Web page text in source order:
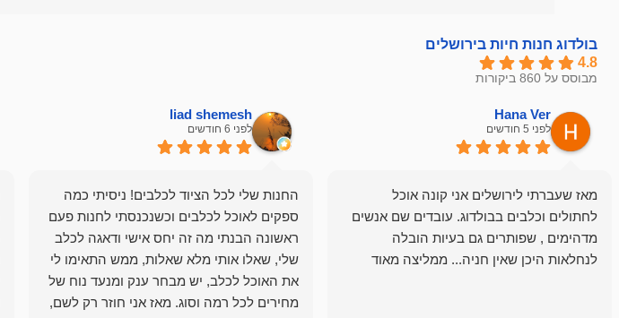
בולדוג חנות חיות בירושלים
4.8
מבוסס על 860 ביקורות
Hana Ver
לפני 5 חודשים
מאז שעברתי לירושלים אני קונה אוכל
לחתולים וכלבים בבולדוג. עובדים שם אנשים
מדהימים , שפותרים גם בעיות הובלה
לנחלאות היכן שאין חניה... ממליצה מאוד
liad shemesh
לפני 6 חודשים
החנות שלי לכל הציוד לכלבים! ניסיתי כמה
ספקים לאוכל לכלבים וכשנכנסתי לחנות פעם
ראשונה הבנתי מה זה יחס אישי ודאגה לכלב
שלי, שאלו אותי מלא שאלות, ממש התאימו לי
את האוכל לכלב, יש מבחר ענק ומנעד נוח של
מחירים לכל רמה וסוג. מאז אני חוזר רק לשם,